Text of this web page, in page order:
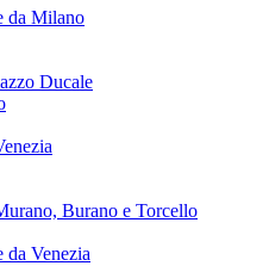
da Milano
Ducale
Burano e Torcello
da Venezia